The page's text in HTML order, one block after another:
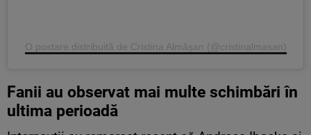
O postare distribuită de Cristina Almășan (@cristinalmasan)
Fanii au observat mai multe schimbări în
ultima perioadă